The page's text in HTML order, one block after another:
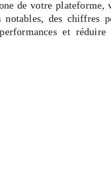
de votre plateforme,
des chiffres
et réduire